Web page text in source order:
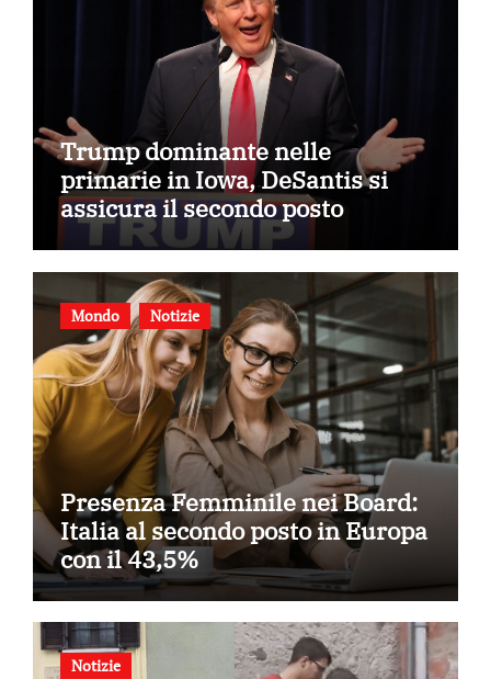
Trump dominante nelle
primarie in Iowa, DeSantis si
assicura il secondo posto
Mondo Notizie
Presenza Femminile nei Board:
Italia al secondo posto in Europa
con il 43,5%
Notizie